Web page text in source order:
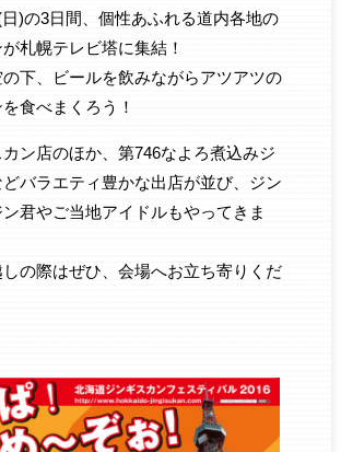
)の3日間、個性あふれる道内各地の
札幌テレビ塔に集結！
下、ビールを飲みながらアツアツの
食べまくろう！
ン店のほか、第746なよろ煮込みジ
バラエティ豊かな出店が並び、ジン
君やご当地アイドルもやってきま
の際はぜひ、会場へお立ち寄りくだ